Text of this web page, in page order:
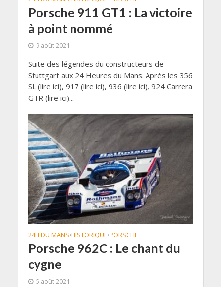
Porsche 911 GT1 : La victoire
à point nommé
9 août 2021
Suite des légendes du constructeurs de
Stuttgart aux 24 Heures du Mans. Après les 356
SL (lire ici), 917 (lire ici), 936 (lire ici), 924 Carrera
GTR (lire ici)...
24H DU MANS•HISTORIQUE•PORSCHE
Porsche 962C : Le chant du
cygne
5 août 2021